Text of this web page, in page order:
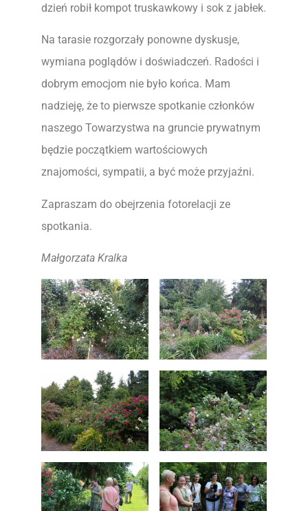
dzień robił kompot truskawkowy i sok z jabłek.
Na tarasie rozgorzały ponowne dyskusje,
wymiana poglądów i doświadczeń. Radości i
dobrym emocjom nie było końca. Mam
nadzieję, że to pierwsze spotkanie członków
naszego Towarzystwa na gruncie prywatnym
będzie początkiem wartościowych
znajomości, sympatii, a być może przyjaźni.
Zapraszam do obejrzenia fotorelacji ze
spotkania.
Małgorzata Kralka